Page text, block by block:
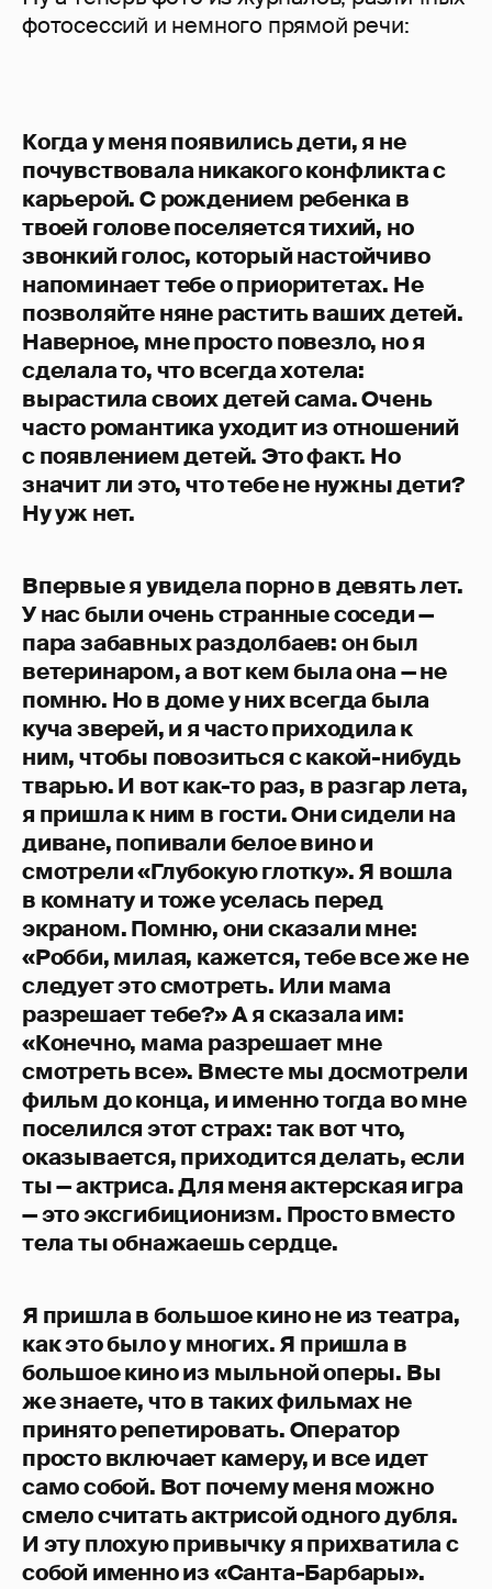
фотосессий и немного прямой речи:
Когда у меня появились дети, я не
почувствовала никакого конфликта с
карьерой. С рождением ребенка в
твоей голове поселяется тихий, но
звонкий голос, который настойчиво
напоминает тебе о приоритетах. Не
позволяйте няне растить ваших детей.
Наверное, мне просто повезло, но я
сделала то, что всегда хотела:
вырастила своих детей сама. Очень
часто романтика уходит из отношений
с появлением детей. Это факт. Но
значит ли это, что тебе не нужны дети?
Ну уж нет.
Впервые я увидела порно в девять лет.
У нас были очень странные соседи —
пара забавных раздолбаев: он был
ветеринаром, а вот кем была она — не
помню. Но в доме у них всегда была
куча зверей, и я часто приходила к
ним, чтобы повозиться с какой-нибудь
тварью. И вот как-то раз, в разгар лета,
я пришла к ним в гости. Они сидели на
диване, попивали белое вино и
смотрели «Глубокую глотку». Я вошла
в комнату и тоже уселась перед
экраном. Помню, они сказали мне:
«Робби, милая, кажется, тебе все же не
следует это смотреть. Или мама
разрешает тебе?» А я сказала им:
«Конечно, мама разрешает мне
смотреть все». Вместе мы досмотрели
фильм до конца, и именно тогда во мне
поселился этот страх: так вот что,
оказывается, приходится делать, если
ты — актриса. Для меня актерская игра
— это эксгибиционизм. Просто вместо
тела ты обнажаешь сердце.
Я пришла в большое кино не из театра,
как это было у многих. Я пришла в
большое кино из мыльной оперы. Вы
же знаете, что в таких фильмах не
принято репетировать. Оператор
просто включает камеру, и все идет
само собой. Вот почему меня можно
смело считать актрисой одного дубля.
И эту плохую привычку я прихватила с
собой именно из «Санта-Барбары».